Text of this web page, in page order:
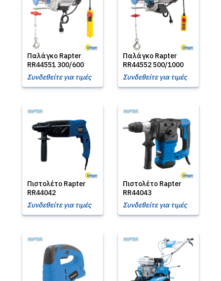
Παλάγκο Rapter
RR44551 300/600
Συνδεθείτε για τιμές
Παλάγκο Rapter
RR44552 500/1000
Συνδεθείτε για τιμές
Πιστολέτο Rapter
RR44042
Συνδεθείτε για τιμές
Πιστολέτο Rapter
RR44043
Συνδεθείτε για τιμές